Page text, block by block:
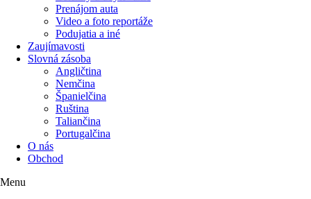
Prenájom auta
Video a foto reportáže
Podujatia a iné
Zaujímavosti
Slovná zásoba
Angličtina
Nemčina
Španielčina
Ruština
Taliančina
Portugalčina
O nás
Obchod
Menu